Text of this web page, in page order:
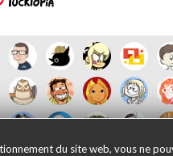
du site web, vous ne